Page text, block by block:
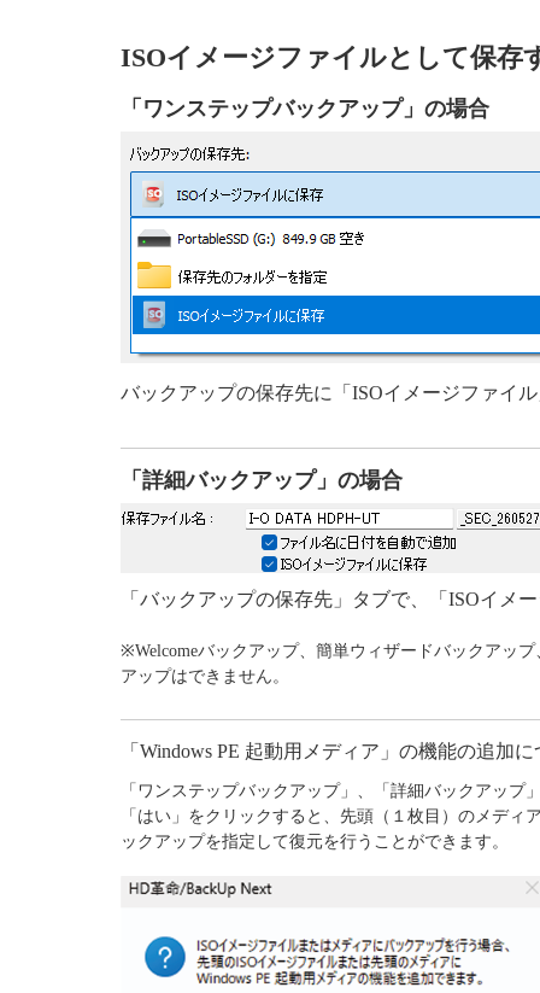
ISOイメージファイルとして保存
「ワンステップバックアップ」の場合
バックアップの保存先に「ISOイメージファイ
「詳細バックアップ」の場合
「バックアップの保存先」タブで、「ISOイメ
※Welcomeバックアップ、簡単ウィザードバックアッ
アップはできません。
「Windows PE 起動用メディア」の機能の追加
「ワンステップバックアップ」、「詳細バックアッ
「はい」をクリックすると、先頭（１枚目）のメディ
ックアップを指定して復元を行うことができます。